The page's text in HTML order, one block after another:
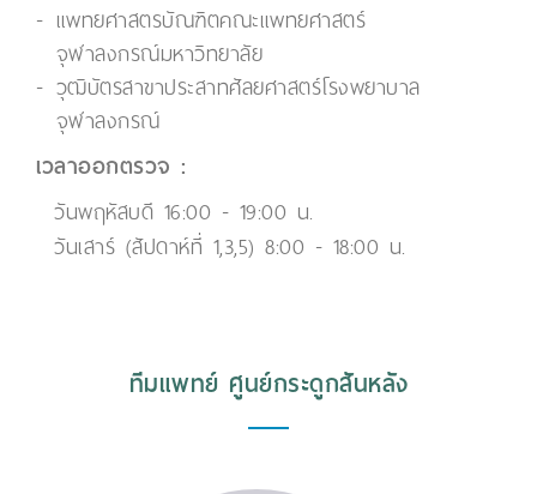
แพทยศาสตรบัณฑิตคณะแพทยศาสตร์
จุฬาลงกรณ์มหาวิทยาลัย
วุฒิบัตรสาขาประสาทศัลยศาสตร์โรงพยาบาล
จุฬาลงกรณ์
เวลาออกตรวจ :
วันพฤหัสบดี 16:00 - 19:00 น.
วันเสาร์ (สัปดาห์ที่ 1,3,5) 8:00 - 18:00 น.
ทีมแพทย์ ศูนย์กระดูกสันหลัง